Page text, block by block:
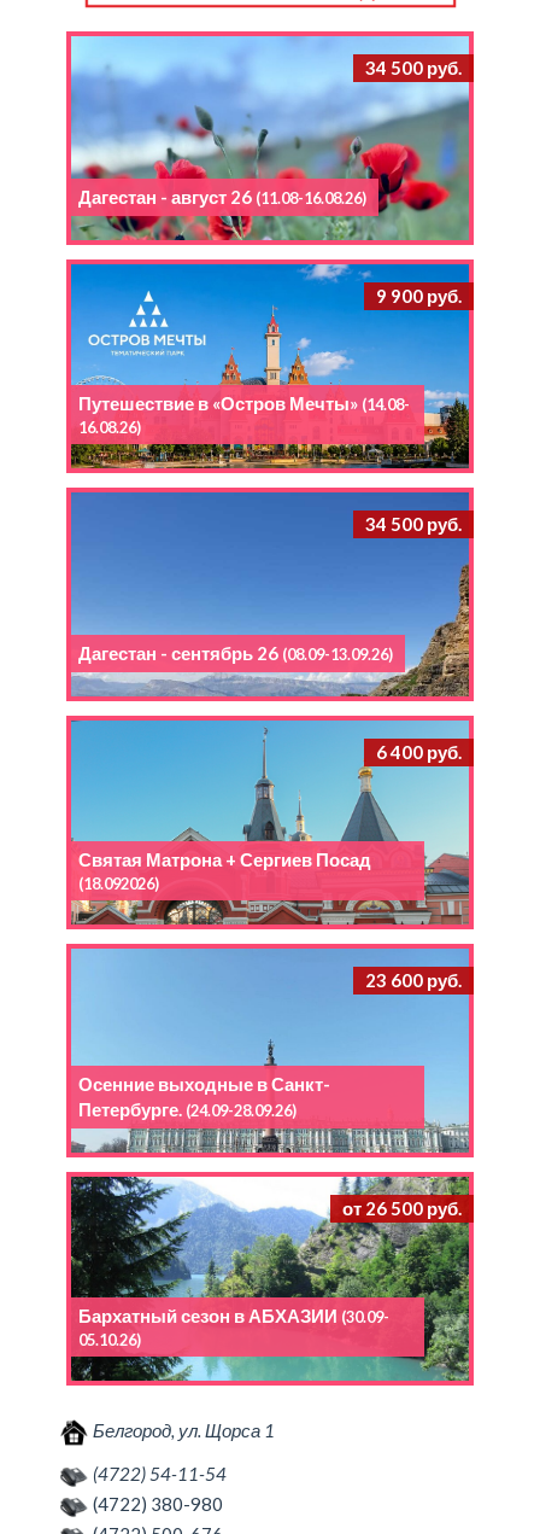
34 500 руб.
Дагестан - август 26 (11.08-16.08.26)
9 900 руб.
Путешествие в «Остров Мечты» (14.08-
16.08.26)
34 500 руб.
Дагестан - сентябрь 26 (08.09-13.09.26)
6 400 руб.
Святая Матрона + Сергиев Посад
(18.092026)
23 600 руб.
Осенние выходные в Санкт-
Петербурге. (24.09-28.09.26)
от 26 500 руб.
Бархатный сезон в АБХАЗИИ (30.09-
05.10.26)
Белгород, ул. Щорса 1
(4722) 54-11-54
(4722) 380-980